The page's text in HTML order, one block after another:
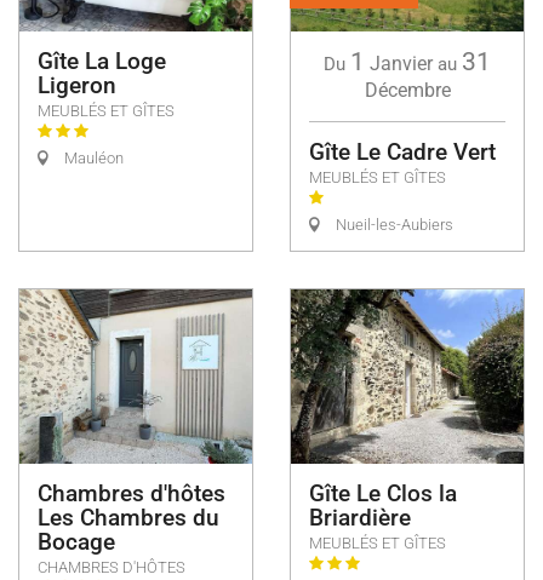
Gîte La Loge
Ligeron
MEUBLÉS ET GÎTES
Mauléon
Du 1 Janvier au 31
Décembre
Gîte Le Cadre Vert
MEUBLÉS ET GÎTES
Nueil-les-Aubiers
Chambres d'hôtes
Les Chambres du
Bocage
CHAMBRES D'HÔTES
Gîte Le Clos la
Briardière
MEUBLÉS ET GÎTES